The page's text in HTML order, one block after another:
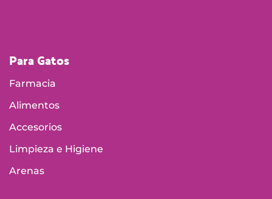
Para Gatos
Farmacia
Alimentos
Accesorios
Limpieza e Higiene
Arenas